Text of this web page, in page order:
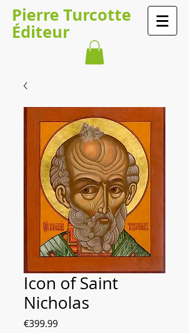
Pierre Turcotte
Éditeur
Icon of Saint
Nicholas
€399.99Price